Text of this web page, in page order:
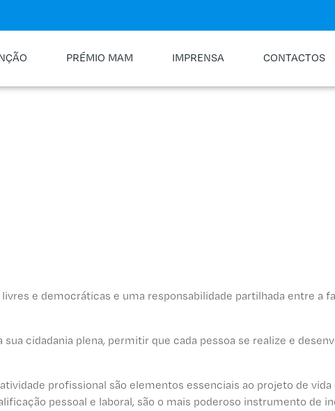
PRÉMIO MAM IMPRENSA CONTACTOS
e democráticas e uma responsabilidade partilhada entre a
cidadania plena, permitir que cada pessoa se realize e
profissional são elementos essenciais ao projeto de vida
pessoal e laboral, são o mais poderoso instrumento de